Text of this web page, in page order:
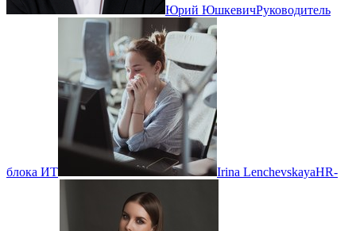
Юрий ЮшкевичРуководитель
блока ИТ Irina LenchevskayaHR-